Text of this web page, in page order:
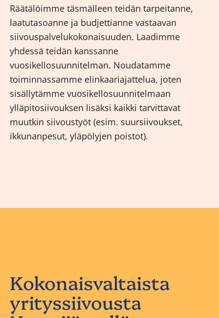
Räätälöimme täsmälleen teidän tarpeitanne,
laatutasoanne ja budjettianne vastaavan
siivouspalvelukokonaisuuden. Laadimme
yhdessä teidän kanssanne
vuosikellosuunnitelman. Noudatamme
toiminnassamme elinkaariajattelua, joten
sisällytämme vuosikellosuunnitelmaan
ylläpitosiivouksen lisäksi kaikki tarvittavat
muutkin siivoustyöt (esim. suursiivoukset,
ikkunanpesut, yläpölyjen poistot).
Kokonaisvaltaista
yrityssiivousta